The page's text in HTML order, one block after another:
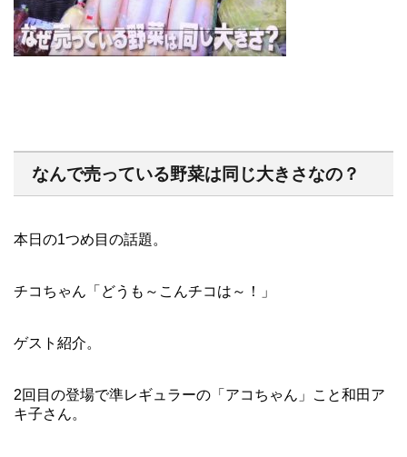
なんで売っている野菜は同じ大きさなの？
本日の1つめ目の話題。
チコちゃん「どうも～こんチコは～！」
ゲスト紹介。
2回目の登場で準レギュラーの「アコちゃん」こと和田ア
キ子さん。